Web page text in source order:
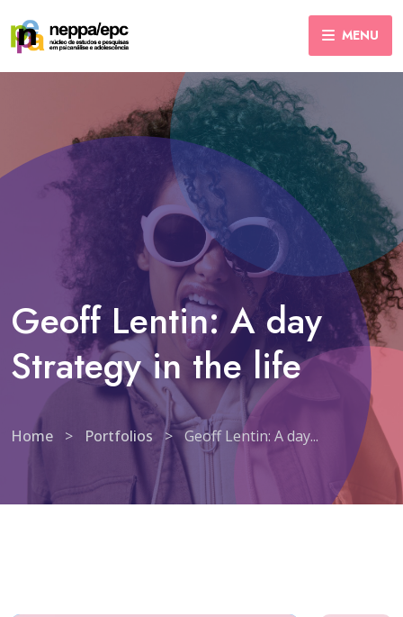
MENU
Geoff Lentin: A day
Strategy in the life
Home > Portfolios > Geoff Lentin: A day...